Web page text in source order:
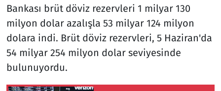
Bankası brüt döviz rezervleri 1 milyar 130
milyon dolar azalışla 53 milyar 124 milyon
dolara indi. Brüt döviz rezervleri, 5 Haziran'da
54 milyar 254 milyon dolar seviyesinde
bulunuyordu.
Teknoloji ve Bilim
Televizyon